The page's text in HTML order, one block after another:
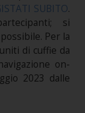
SUBITO.
si
Per la
di cuffie da
on-
2023 dalle